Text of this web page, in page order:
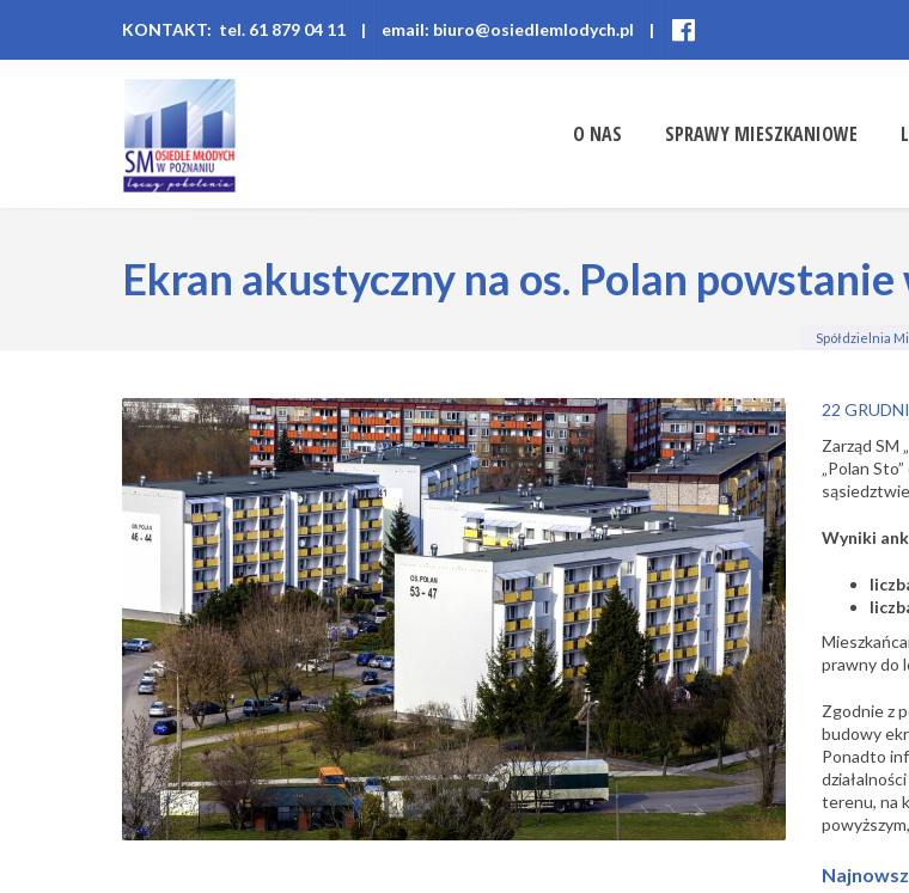
KONTAKT: tel. 61 879 04 11 | email: biuro@osiedlemlodych.pl |
O NAS SPRAWY MIESZKANIOWE
Ekran akustyczny na os. Polan powstanie
Spółdzielnia
22
Zarząd SM
„Polan
Wyniki
prawny do
Zgodnie z
budowy
Ponadto
terenu, na